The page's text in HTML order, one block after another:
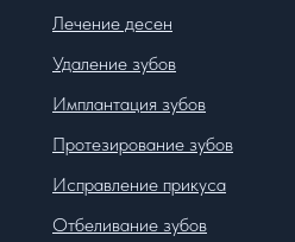
Лечение десен
Удаление зубов
Имплантация зубов
Протезирование зубов
Исправление прикуса
Отбеливание зубов